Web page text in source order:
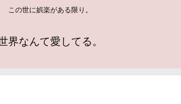
この世に娯楽がある限り。
界なんて愛してる。